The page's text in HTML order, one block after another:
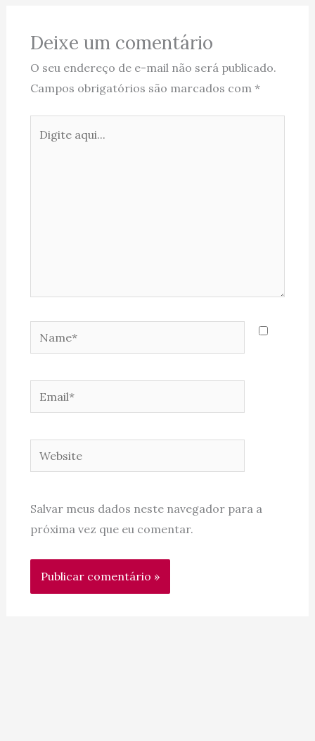
Deixe um comentário
O seu endereço de e-mail não será publicado.
Campos obrigatórios são marcados com *
aqui...
Name*
Email*
Website
Salvar meus dados neste navegador para a
próxima vez que eu comentar.